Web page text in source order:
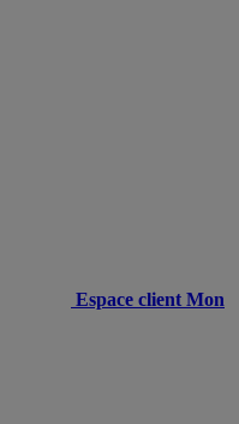
Espace client Mon